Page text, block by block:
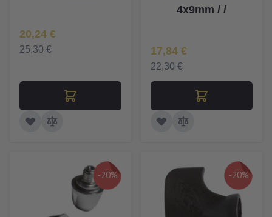
Īpaša Cena
20,24 €
25,30 €
4x9mm / /
Īpaša Cena
17,84 €
22,30 €
-20% -20%